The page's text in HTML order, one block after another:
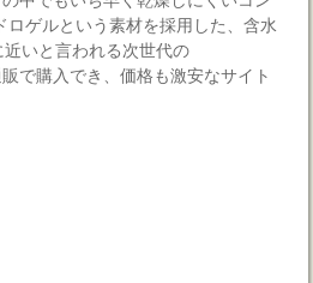
ロゲルという素材を採用した、含水
いと言われる次世代の
で購入でき、価格も激安なサイト